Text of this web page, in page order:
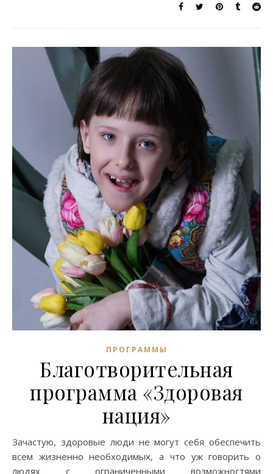
ПРОГРАММЫ
Благотворительная
программа «Здоровая
нация»
Зачастую, здоровые люди не могут себя обеспечить
всем жизненно необходимых, а что уж говорить о
людях с ограниченными возможностями